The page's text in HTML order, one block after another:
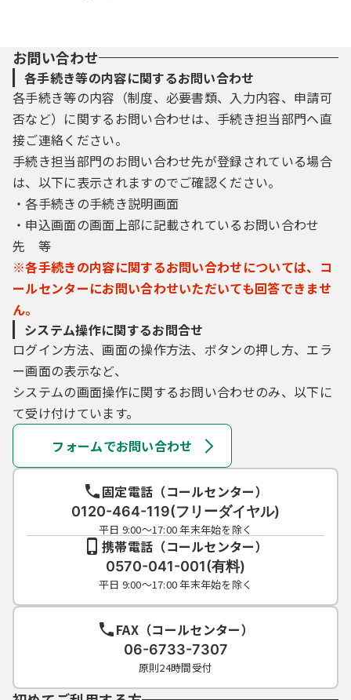
お問い合わせ
各手続き等の内容に関するお問い合わせ
各手続き等の内容（制度、必要書類、入力内容、申請可
否など）に関するお問い合わせは、手続き担当部門へ直
接ご連絡ください。
手続き担当部門のお問い合わせ先が登録されている場合
は、以下に表示されますのでご確認ください。
・各手続きの手続き説明画面
・申込画面の画面上部に記載されているお問い合わせ
先 等
※各手続きの内容に関するお問い合わせについては、コ
ールセンターにお問い合わせいただいても回答できませ
ん。
システム操作に関するお問合せ
ログイン方法、画面の操作方法、ボタンの押し方、エラ
ー画面の表示など、
システムの画面操作に関するお問い合わせのみ、以下に
て受け付けています。
フォームでお問い合わせ
固定電話（コールセンター）
0120-464-119(フリーダイヤル)
平日 9:00～17:00 年末年始を除く
携帯電話（コールセンター）
0570-041-001(有料)
平日 9:00～17:00 年末年始を除く
FAX（コールセンター）
06-6733-7307
原則24時間受付